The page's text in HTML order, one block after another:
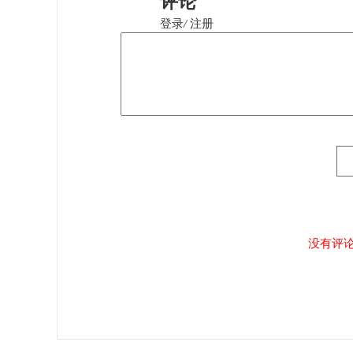
登录/ 注册
没有评